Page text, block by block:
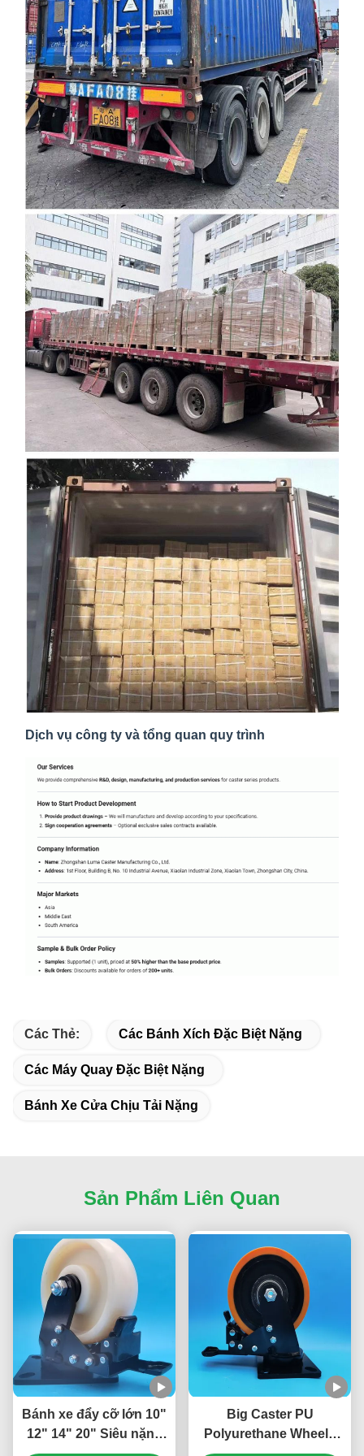
Dịch vụ công ty và tổng quan quy trình
Các Thẻ: Các Bánh Xích Đặc Biệt Nặng
Các Máy Quay Đặc Biệt Nặng
Bánh Xe Cửa Chịu Tải Nặng
Sản Phẩm Liên Quan
Bánh xe đẩy cỡ lớn 10"
12" 14" 20" Siêu nặng
có phanh thép bánh xe
Big Caster PU
Polyurethane Wheels
Bearings Extra Heavy